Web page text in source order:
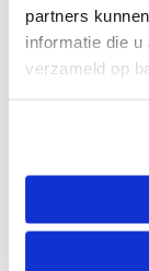
partners
informatie die
verzameld op
recyclebaar.
Op de
aangegeven.